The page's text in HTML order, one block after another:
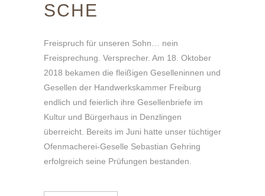
SCHE
Freispruch für unseren Sohn… nein
Freisprechung. Versprecher. Am 18. Oktober
2018 bekamen die fleißigen Geselleninnen und
Gesellen der Handwerkskammer Freiburg
endlich und feierlich ihre Gesellenbriefe im
Kultur und Bürgerhaus in Denzlingen
überreicht. Bereits im Juni hatte unser tüchtiger
Ofenmacherei-Geselle Sebastian Gehring
erfolgreich seine Prüfungen bestanden.